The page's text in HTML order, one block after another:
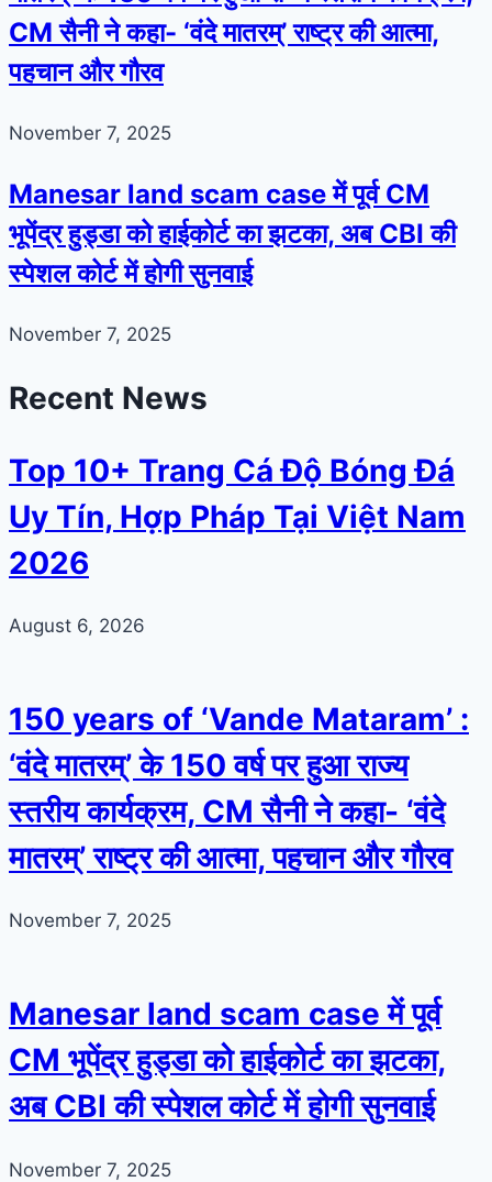
CM सैनी ने कहा- ‘वंदे मातरम्’ राष्ट्र की आत्मा,
पहचान और गौरव
November 7, 2025
Manesar land scam case में पूर्व CM
भूपेंद्र हुड्डा को हाईकोर्ट का झटका, अब CBI की
स्पेशल कोर्ट में होगी सुनवाई
November 7, 2025
Recent News
Top 10+ Trang Cá Độ Bóng Đá
Uy Tín, Hợp Pháp Tại Việt Nam
2026
August 6, 2026
150 years of ‘Vande Mataram’ :
‘वंदे मातरम्’ के 150 वर्ष पर हुआ राज्य
स्तरीय कार्यक्रम, CM सैनी ने कहा- ‘वंदे
मातरम्’ राष्ट्र की आत्मा, पहचान और गौरव
November 7, 2025
Manesar land scam case में पूर्व
CM भूपेंद्र हुड्डा को हाईकोर्ट का झटका,
अब CBI की स्पेशल कोर्ट में होगी सुनवाई
November 7, 2025